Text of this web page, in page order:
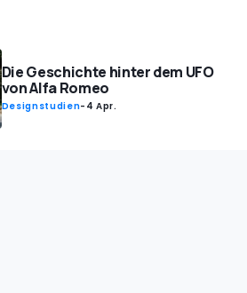
Die Geschichte hinter dem UFO
von Alfa Romeo
Designstudien- 4 Apr.